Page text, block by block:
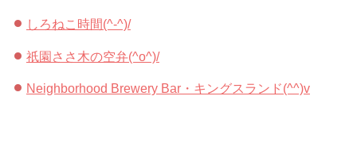
しろねこ時間(^-^)/
祇園ささ木の空弁(^o^)/
Neighborhood Brewery Bar・キングスランド(^^)v